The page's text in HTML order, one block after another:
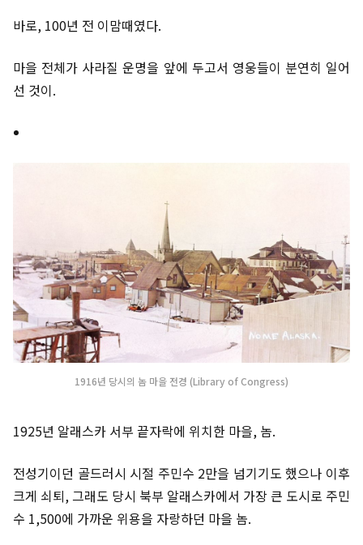
바로, 100년 전 이맘때였다.
마을 전체가 사라질 운명을 앞에 두고서 영웅들이 분연히 일어
선 것이.
1916년 당시의 놈 마을 전경 (Library of Congress)
1925년 알래스카 서부 끝자락에 위치한 마을, 놈.
전성기이던 골드러시 시절 주민수 2만을 넘기기도 했으나 이후
크게 쇠퇴, 그래도 당시 북부 알래스카에서 가장 큰 도시로 주민
수 1,500에 가까운 위용을 자랑하던 마을 놈.